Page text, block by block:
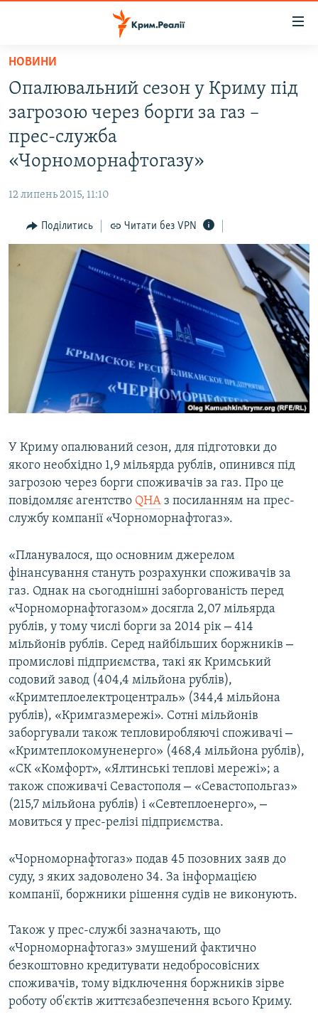
Перейти
основного
матеріалу
Перейти
до
основної
Перейти
пошуку
ВІДЕО ТА ФОТО
ПОЛІТИКА
ІНТЕРВ'Ю
ВСЕ ЗА ДЕНЬ
СПЕЦПРОЕКТИ
ДЕПОРТАЦІЯ
ВІДЕОУРОКИ «ELIFBE»
СВІДЧЕННЯ ОКУПАЦІЇ
УКРАЇНСЬКА ПРОБЛЕМА КРИМУ
ІНФОГРАФІКА
ЯК ОБІЙТИ БЛОКУВАННЯ
Русский
Qırımtatar
ДОЛУЧАЙСЯ!
Усі сайти RFE/RL
НОВИНИ
Опалювальний сезон у Криму під
загрозою через борги за газ –
прес-служба
«Чорноморнафтогазу»
12 липень 2015, 11:10
Поділитись Читати без VPN
У Криму опалюваний сезон, для підготовки до
якого необхідно 1,9 мільярда рублів, опинився під
загрозою через борги споживачів за газ. Про це
повідомляє агентство QHA з посиланням на прес-
службу компанії «Чорноморнафтогаз».
«Планувалося, що основним джерелом
фінансування стануть розрахунки споживачів за
газ. Однак на сьогоднішні заборгованість перед
«Чорноморнафтогазом» досягла 2,07 мільярда
рублів, у тому числі борги за 2014 рік – 414
мільйонів рублів. Серед найбільших боржників –
промислові підприємства, такі як Кримський
содовий завод (404,4 мільйона рублів),
«Кримтеплоелектроцентраль» (344,4 мільйона
рублів), «Кримгазмережі». Сотні мільйонів
заборгували також тепловиробляючі споживачі –
«Кримтеплокомуненерго» (468,4 мільйона рублів),
«СК «Комфорт», «Ялтинські теплові мережі»; а
також споживачі Севастополя – «Севастопольгаз»
(215,7 мільйона рублів) і «Севтеплоенерго», –
мовиться у прес-релізі підприємства.
«Чорноморнафтогаз» подав 45 позовних заяв до
суду, з яких задоволено 34. За інформацією
компанії, боржники рішення судів не виконують.
Також у прес-службі зазначають, що
«Чорноморнафтогаз» змушений фактично
безкоштовно кредитувати недобросовісних
споживачів, тому відключення боржників зірве
роботу об'єктів життєзабезпечення всього Криму.